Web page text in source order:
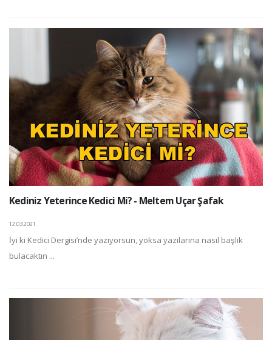
Kediniz Yeterince Kedici Mi? - Meltem Uçar Şafak
12.03.2021
İyi ki Kedici Dergisi’nde yazıyorsun, yoksa yazılarına nasıl başlık
bulacaktın ...